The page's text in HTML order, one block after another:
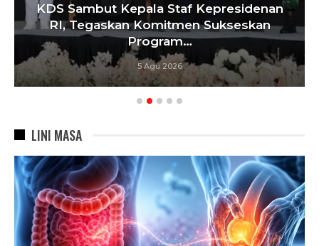
Tebang 10 Pohon Tanpa Izin Berujung
Penyegelan Videotron, Pemkot
Bandung…
5 Agu 2026
LINI MASA